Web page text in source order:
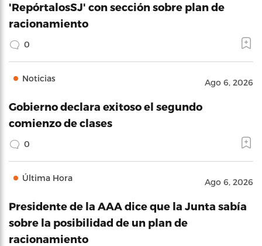
'RepórtalosSJ' con sección sobre plan de
racionamiento
0
Noticias Ago 6, 2026
Gobierno declara exitoso el segundo
comienzo de clases
0
Última Hora Ago 6, 2026
Presidente de la AAA dice que la Junta sabía
sobre la posibilidad de un plan de
racionamiento